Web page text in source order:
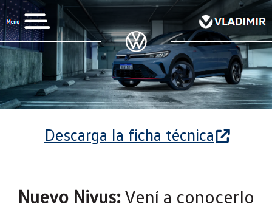
Descarga la ficha técnica
Nuevo Nivus:Vení a conocerlo